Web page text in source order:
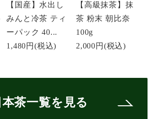
【国産】水出し
みんと冷茶 ティ
ーパック 40...
1,480円(税込)
【高級抹茶】抹
茶 粉末 朝比奈
100g
2,000円 (税込)
本茶一覧を見る